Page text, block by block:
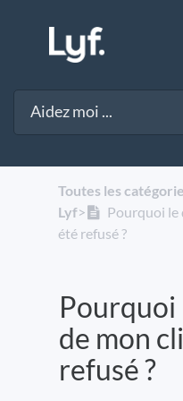
Toutes les
Lyf​>​
Pourquoi le
été refusé ?
Pourquoi
de mon
refusé ?